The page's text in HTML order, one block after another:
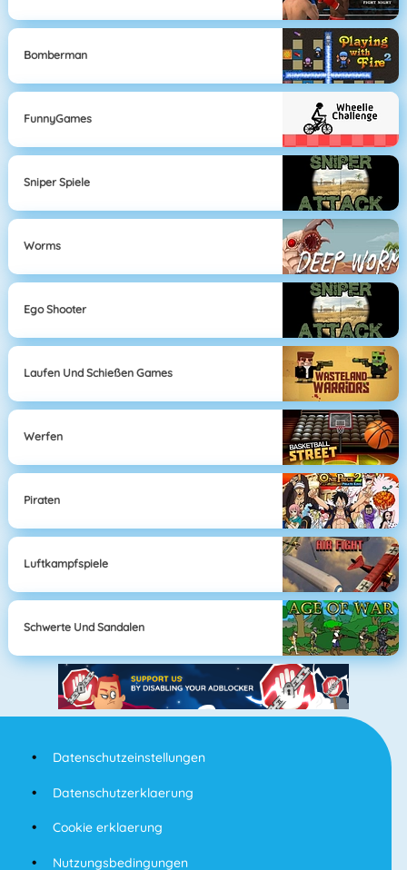
Bomberman
FunnyGames
Sniper Spiele
Worms
Ego Shooter
Laufen Und Schießen Games
Werfen
Piraten
Luftkampfspiele
Schwerte Und Sandalen
Datenschutzeinstellungen
Datenschutzerklaerung
Cookie erklaerung
Nutzungsbedingungen